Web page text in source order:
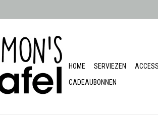
HOME SERVIEZEN
CADEAUBONNEN